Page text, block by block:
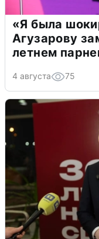
«Я была
Агузарову
летнем
4 августа 75